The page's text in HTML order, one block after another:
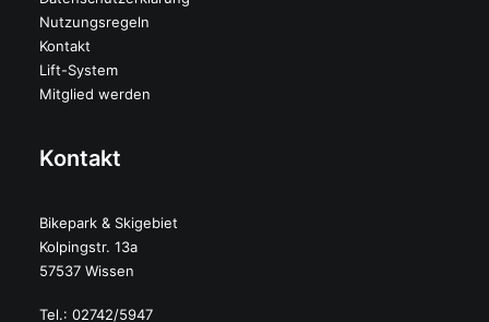
Nutzungsregeln
Kontakt
Lift-System
Mitglied werden
Kontakt
Bikepark & Skigebiet
Kolpingstr. 13a
57537 Wissen
Tel.: 02742/5947